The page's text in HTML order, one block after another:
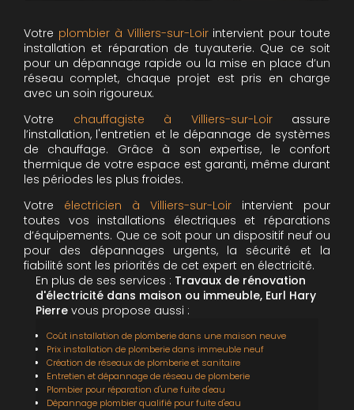
Votre plombier à Villiers-sur-Loirintervient pour toute
installation et réparation de tuyauterie. Que ce soit
pour un dépannage rapide ou la mise en place d’un
réseau complet, chaque projet est pris en charge
avec un soin rigoureux.
Votre chauffagiste à Villiers-sur-Loirassure
l’installation, l'entretien et le dépannage de systèmes
de chauffage. Grâce à son expertise, le confort
thermique de votre espace est garanti, même durant
les périodes les plus froides.
Votre électricien à Villiers-sur-Loir intervient pour
toutes vos installations électriques et réparations
d’équipements. Que ce soit pour un dispositif neuf ou
pour des dépannages urgents, la sécurité et la
fiabilité sont les priorités de cet expert en électricité.
En plus de ses services : Travaux de rénovation
d'électricité dans maison ou immeuble, Eurl Hary
Pierre vous propose aussi :
Coût installation de plomberie dans une maison neuve
Prix installation de plomberie dans immeuble neuf
Création de réseaux de plomberie et sanitaire
Entretien et dépannage de réseau de plomberie
Plombier pour réparation d'une fuite d'eau
Dépannage plombier qualifié pour fuite d'eau